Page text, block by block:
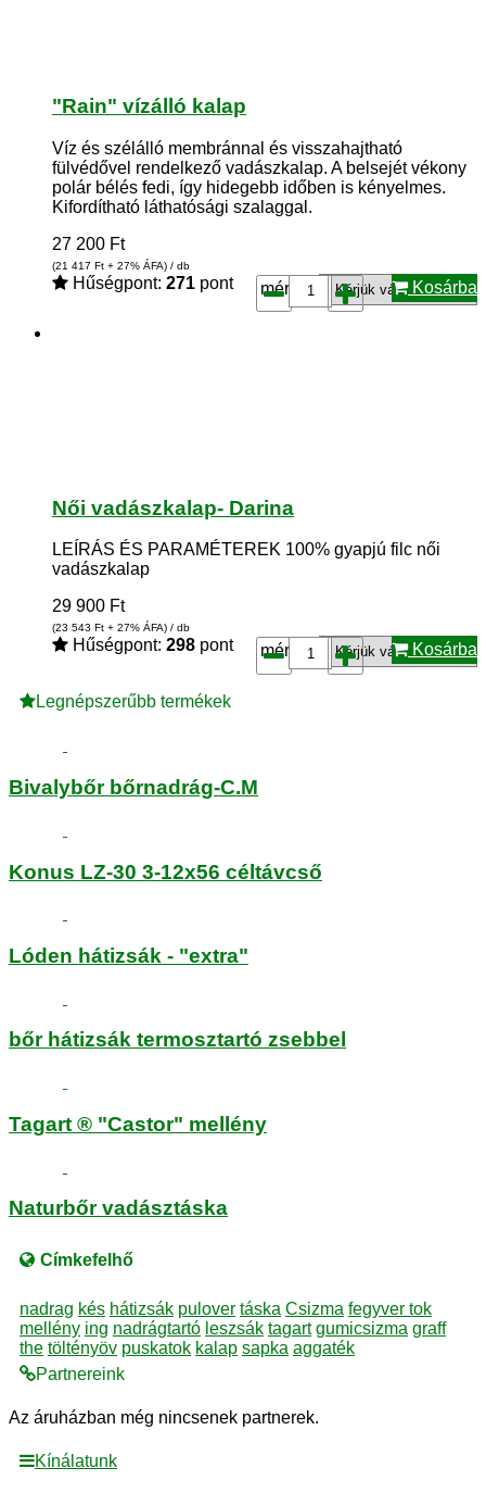
"Rain" vízálló kalap
Víz és szélálló membránnal és visszahajtható
fülvédővel rendelkező vadászkalap. A belsejét vékony
polár bélés fedi, így hidegebb időben is kényelmes.
Kifordítható láthatósági szalaggal.
27 200 Ft
(21 417 Ft + 27% ÁFA) / db
Hűségpont: 271 pont méret*: Kosárba
Női vadászkalap- Darina
LEÍRÁS ÉS PARAMÉTEREK 100% gyapjú filc női
vadászkalap
29 900 Ft
(23 543 Ft + 27% ÁFA) / db
Hűségpont: 298 pont méret*: Kosárba
Legnépszerűbb termékek
Bivalybőr bőrnadrág-C.M
Konus LZ-30 3-12x56 céltávcső
Lóden hátizsák - "extra"
bőr hátizsák termosztartó zsebbel
Tagart ® "Castor" mellény
Naturbőr vadásztáska
Címkefelhő
nadrag kés hátizsák pulover táska Csizma fegyver tok
mellény ing nadrágtartó leszsák tagart gumicsizma graff
the töltényöv puskatok kalap sapka aggaték
Partnereink
Az áruházban még nincsenek partnerek.
Kínálatunk